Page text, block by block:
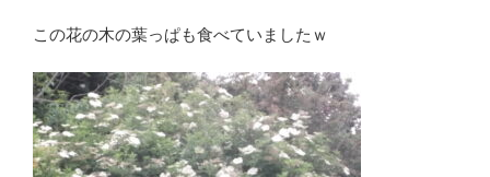
この花の木の葉っぱも食べていましたｗ